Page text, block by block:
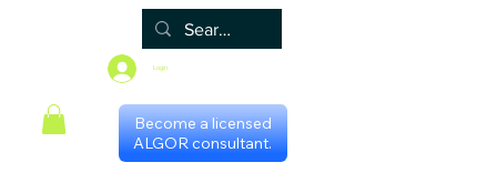
Login
Become a licensed
ALGOR consultant.